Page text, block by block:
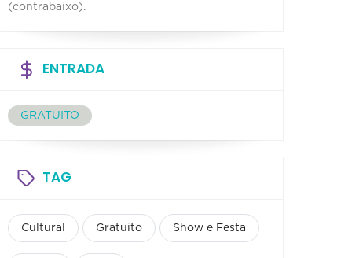
(contrabaixo).
ENTRADA
GRATUITO
TAG
Cultural Gratuito Show e Festa